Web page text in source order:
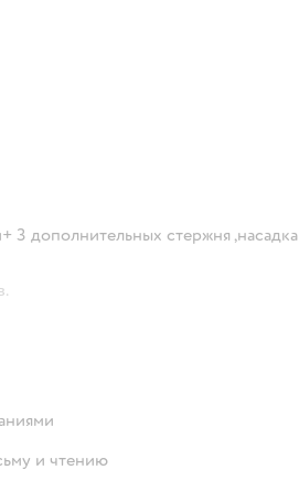
дополнительных стержня ,насадка
и чтению